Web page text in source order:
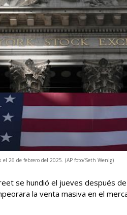
el 26 de febrero del 2025. (AP foto/Seth Wenig)
se hundió el jueves después
la venta masiva en el